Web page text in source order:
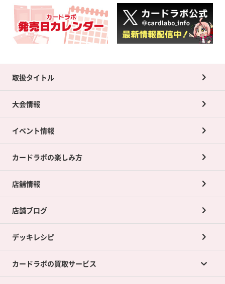
取扱タイトル
大会情報
イベント情報
カードラボの楽しみ方
店舗情報
店舗ブログ
デッキレシピ
カードラボの買取サービス